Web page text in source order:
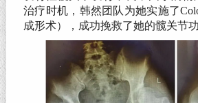
治疗时机，韩然团队为她实施了
成形术），成功挽救了她的髋关节功